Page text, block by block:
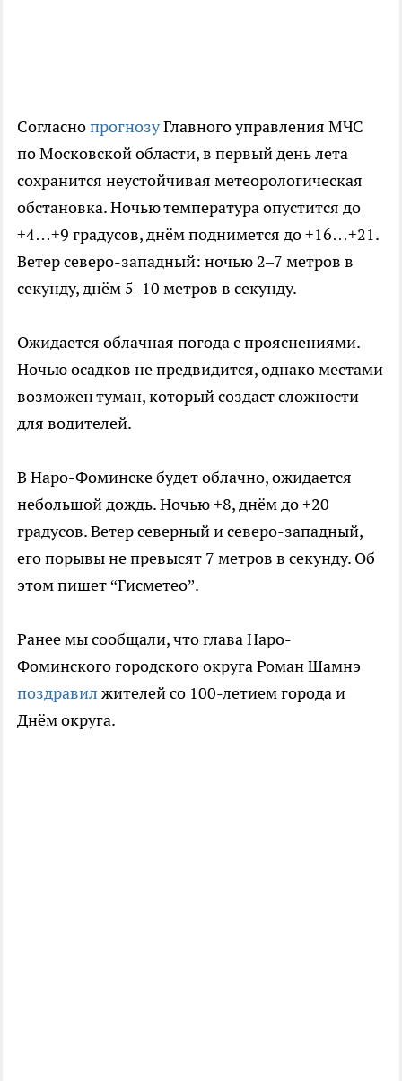
СогласнопрогнозуГлавного управления МЧС
по Московской области, в первый день лета
сохранится неустойчивая метеорологическая
обстановка. Ночью температура опустится до
+4…+9 градусов, днём поднимется до +16…+21.
Ветер северо-западный: ночью 2–7 метров в
секунду, днём 5–10 метров в секунду.
Ожидается облачная погода с прояснениями.
Ночью осадков не предвидится, однако местами
возможен туман, который создаст сложности
для водителей.
В Наро-Фоминске будет облачно, ожидается
небольшой дождь. Ночью +8, днём до +20
градусов. Ветер северный и северо-западный,
его порывы не превысят 7 метров в секунду. Об
этом пишет “Гисметео”.
Ранее мы сообщали, что глава Наро-
Фоминского городского округа Роман Шамнэ
поздравил жителей со 100-летием города и
Днём округа.